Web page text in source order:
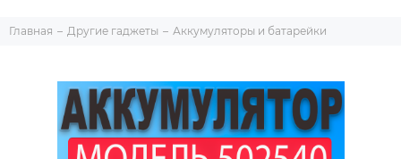
Главная Другие гаджеты Аккумуляторы и батарейки